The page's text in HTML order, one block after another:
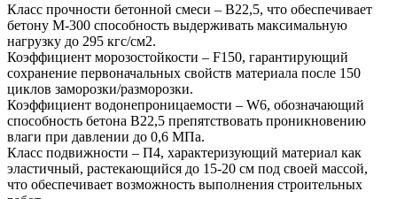
Класс прочности бетонной смеси – В22,5, что обеспечивает
бетону М-300 способность выдерживать максимальную
нагрузку до 295 кгс/см2.
Коэффициент морозостойкости – F150, гарантирующий
сохранение первоначальных свойств материала после 150
циклов заморозки/разморозки.
Коэффициент водонепроницаемости – W6, обозначающий
способность бетона В22,5 препятствовать проникновению
влаги при давлении до 0,6 МПа.
Класс подвижности – П4, характеризующий материал как
эластичный, растекающийся до 15-20 см под своей массой,
что обеспечивает возможность выполнения строительных